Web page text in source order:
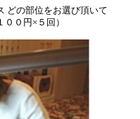
の部位をお選び頂いて
０円×５回）